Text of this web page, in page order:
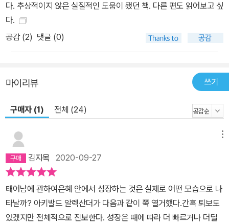
다. 추상적이지 않은 실질적인 도움이 됐던 책. 다른 편도 읽어보고 싶
다.
공감 (2) 댓글 (0)
마이리뷰 쓰기
구매자 (1) 전체 (24)
김지목 2020-09-27
태어남에 관하여은혜 안에서 성장하는 것은 실제로 어떤 모습으로 나
타날까? 아키발드 알렉산더가 다음과 같이 쭉 열거했다.간혹 퇴보도
있겠지만 전체적으로 진보한다. 성장은 때에 따라 더 빠르거나 더딜